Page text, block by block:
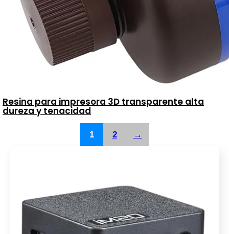
Resina para impresora 3D transparente alta
dureza y tenacidad
1 2 →